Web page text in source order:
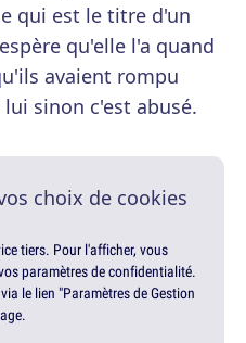
qui est le titre d'un
qu'elle l'a quand
avaient rompu
sinon c'est abusé.
choix de cookies
tiers. Pour l'afficher, vous
paramètres de confidentialité.
le lien "Paramètres de Gestion